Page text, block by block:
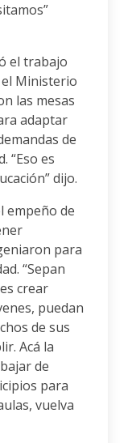
el trabajo
Ministerio
las mesas
adaptar
de
“Eso es
dijo.
empeño de
para
“Sepan
crear
puedan
de sus
Acá la
de
para
vuelva